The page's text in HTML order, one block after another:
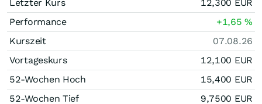
Letzter Kurs
12,300 EUR
Performance
+1,65%
Kurszeit
07.08.26
Vortageskurs
12,100 EUR
52-Wochen Hoch
15,400 EUR
52-Wochen Tief
9,7500 EUR